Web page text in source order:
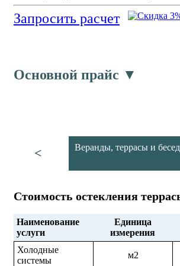
Запросить расчет
Основной прайс ▼
< Веранды, террасы и
Стоимость остекления
Наименование
услуги
Единица
измерения
Холодные
системы
м2